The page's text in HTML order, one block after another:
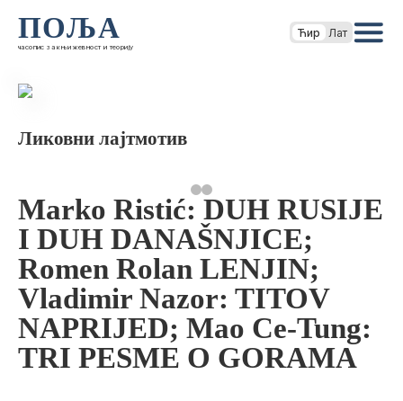
ПОЉА
часопис за књижевност и теорију
Ћир Лат
Ликовни лајтмотив
Marko Ristić: DUH RUSIJE
I DUH DANAŠNJICE;
Romen Rolan LENJIN;
Vladimir Nazor: TITOV
NAPRIJED; Mao Ce-Tung:
TRI PESME O GORAMA